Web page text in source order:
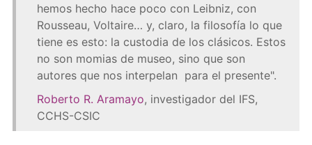
hemos hecho hace poco con Leibniz, con
Rousseau, Voltaire… y, claro, la filosofía lo que
tiene es esto: la custodia de los clásicos. Estos
no son momias de museo, sino que son
autores que nos interpelan para el presente".
Roberto R. Aramayo, investigador del IFS,
CCHS-CSIC